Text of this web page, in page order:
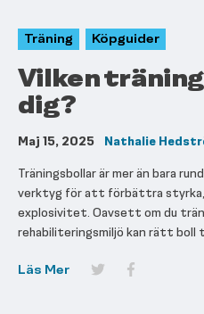
Träning Köpguider
Vilken
dig?
Maj 15, 2025
Nathalie
Träningsbollar är mer än bara
verktyg för att förbättra
explosivitet. Oavsett om du
rehabiliteringsmiljö kan rätt boll
Läs Mer